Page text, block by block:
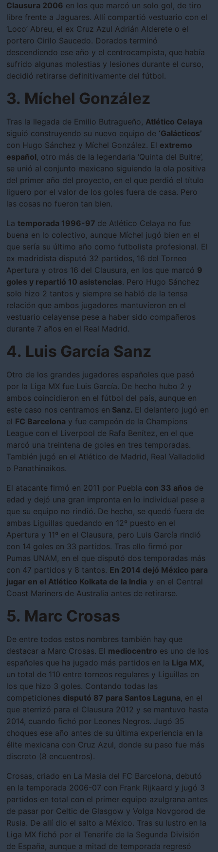
Clausura 2006 en los que marcó un solo gol, de tiro
libre frente a Jaguares. Allí compartió vestuario con el
‘Loco’ Abreu, el ex Cruz Azul Adrián Alderete o el
portero Cirilo Saucedo. Dorados terminó
descendiendo ese año y el centrocampista, que había
sufrido algunas molestias y lesiones durante el curso,
decidió retirarse definitivamente del fútbol.
3. Míchel González
Tras la llegada de Emilio Butragueño, Atlético Celaya
siguió construyendo su nuevo equipo de ‘Galácticos’
con Hugo Sánchez y Míchel González. El extremo
español, otro más de la legendaria ‘Quinta del Buitre’,
se unió al conjunto mexicano siguiendo la ola positiva
del primer año del proyecto, en el que perdió el título
liguero por el valor de los goles fuera de casa. Pero
las cosas no fueron tan bien.
La temporada 1996-97 de Atlético Celaya no fue
buena en lo colectivo, aunque Míchel jugó bien en el
que sería su último año como futbolista profesional. El
ex madridista disputó 32 partidos, 16 del Torneo
Apertura y otros 16 del Clausura, en los que marcó 9
goles y repartió 10 asistencias. Pero Hugo Sánchez
solo hizo 2 tantos y siempre se habló de la tensa
relación que ambos jugadores mantuvieron en el
vestuario celayense pese a haber sido compañeros
durante 7 años en el Real Madrid.
4. Luis García Sanz
Otro de los grandes jugadores españoles que pasó
por la Liga MX fue Luis García. De hecho hubo 2 y
ambos coincidieron en el fútbol del país, aunque en
este caso nos centramos en Sanz. El delantero jugó en
el FC Barcelona y fue campeón de la Champions
League con el Liverpool de Rafa Benítez, en el que
marcó una treintena de goles en tres temporadas.
También jugó en el Atlético de Madrid, Real Valladolid
o Panathinaikos.
El atacante firmó en 2011 por Puebla con 33 años de
edad y dejó una gran impronta en lo individual pese a
que su equipo no rindió. De hecho, se quedó fuera de
ambas Liguillas quedando en 12º puesto en el
Apertura y 11º en el Clausura, pero Luis García rindió
con 14 goles en 33 partidos. Tras ello firmó por
Pumas UNAM, en el que disputó dos temporadas más
con 47 partidos y 8 tantos. En 2014 dejó México para
jugar en el Atlético Kolkata de la India y en el Central
Coast Mariners de Australia antes de retirarse.
5. Marc Crosas
De entre todos estos nombres también hay que
destacar a Marc Crosas. El mediocentro es uno de los
españoles que ha jugado más partidos en la Liga MX,
un total de 110 entre torneos regulares y Liguillas en
los que hizo 3 goles. Contando todas las
competiciones disputó 87 para Santos Laguna, en el
que aterrizó para el Clausura 2012 y se mantuvo hasta
2014, cuando fichó por Leones Negros. Jugó 35
choques ese año antes de su última experiencia en la
élite mexicana con Cruz Azul, donde su paso fue más
discreto (8 encuentros).
Crosas, criado en La Masia del FC Barcelona, debutó
en la temporada 2006-07 con Frank Rijkaard y jugó 3
partidos en total con el primer equipo azulgrana antes
de pasar por Celtic de Glasgow y Volga Novgorod de
Rusia. De allí dio el salto a México. Tras su lustro en la
Liga MX fichó por el Tenerife de la Segunda División
de España, aunque a mitad de temporada regresó